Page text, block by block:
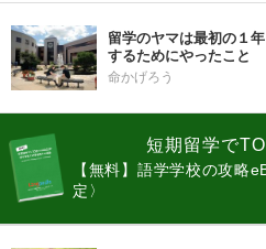
留学のヤマは最初の１
するためにやったこと
命かげろう
短期留学で
【無料】語学学校の攻略
定〉